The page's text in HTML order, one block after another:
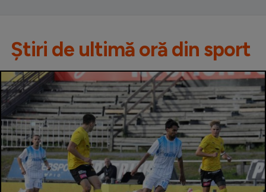
Știri de ultimă oră din sport